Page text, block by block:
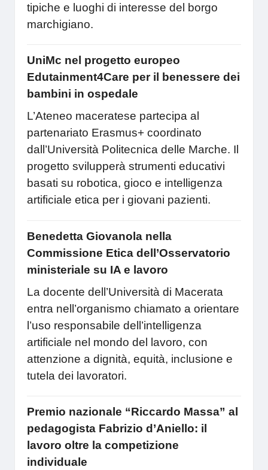
tipiche e luoghi di interesse del borgo
marchigiano.
UniMc nel progetto europeo
Edutainment4Care per il benessere dei
bambini in ospedale
L’Ateneo maceratese partecipa al
partenariato Erasmus+ coordinato
dall’Università Politecnica delle Marche. Il
progetto svilupperà strumenti educativi
basati su robotica, gioco e intelligenza
artificiale etica per i giovani pazienti.
Benedetta Giovanola nella
Commissione Etica dell’Osservatorio
ministeriale su IA e lavoro
La docente dell’Università di Macerata
entra nell’organismo chiamato a orientare
l’uso responsabile dell’intelligenza
artificiale nel mondo del lavoro, con
attenzione a dignità, equità, inclusione e
tutela dei lavoratori.
Premio nazionale “Riccardo Massa” al
pedagogista Fabrizio d’Aniello: il
lavoro oltre la competizione
individuale